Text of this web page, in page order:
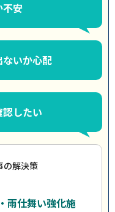
不安
いか心配
したい
の解決策
雨仕舞い強化施